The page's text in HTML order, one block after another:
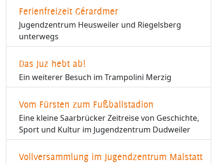
Ferienfreizeit Gérardmer
Jugendzentrum Heusweiler und Riegelsberg
unterwegs
Das Juz hebt ab!
Ein weiterer Besuch im Trampolini Merzig
Vom Fürsten zum Fußballstadion
Eine kleine Saarbrücker Zeitreise von Geschichte,
Sport und Kultur im Jugendzentrum Dudweiler
Vollversammlung im Jugendzentrum Malstatt